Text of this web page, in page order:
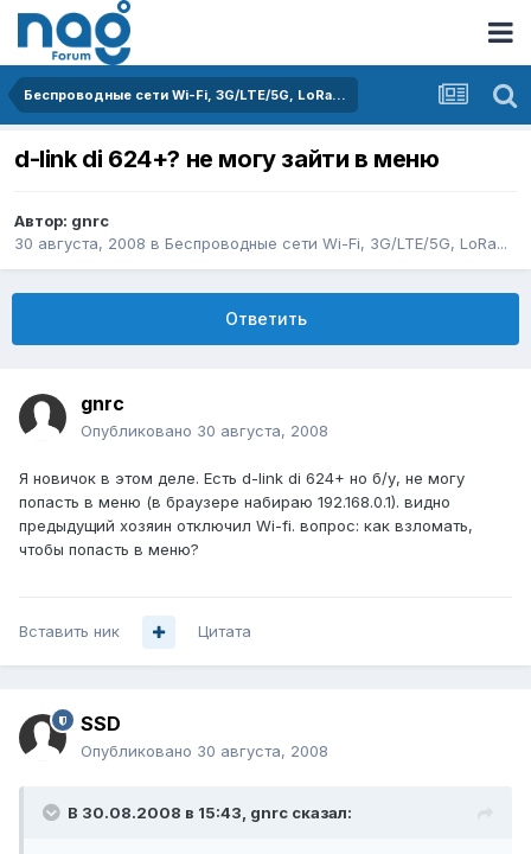
Беспроводные сети Wi-Fi, 3G/LTE/5G, LoRa...
d-link di 624+? не могу зайти в меню
Автор: gnrc
30 августа, 2008 в Беспроводные сети Wi-Fi, 3G/LTE/5G, LoRa...
Ответить
gnrc
Опубликовано 30 августа, 2008
Я новичок в этом деле. Есть d-link di 624+ но б/у, не могу
попасть в меню (в браузере набираю 192.168.0.1). видно
предыдущий хозяин отключил Wi-fi. вопрос: как взломать,
чтобы попасть в меню?
Вставить ник Цитата
SSD
Опубликовано 30 августа, 2008
В 30.08.2008 в 15:43, gnrc сказал: